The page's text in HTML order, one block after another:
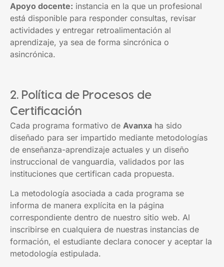
Apoyo docente: instancia en la que un profesional
está disponible para responder consultas, revisar
actividades y entregar retroalimentación al
aprendizaje, ya sea de forma sincrónica o
asincrónica.
2. Política de Procesos de
Certificación
Cada programa formativo de Avanxa ha sido
diseñado para ser impartido mediante metodologías
de enseñanza-aprendizaje actuales y un diseño
instruccional de vanguardia, validados por las
instituciones que certifican cada propuesta.
La metodología asociada a cada programa se
informa de manera explícita en la página
correspondiente dentro de nuestro sitio web. Al
inscribirse en cualquiera de nuestras instancias de
formación, el estudiante declara conocer y aceptar la
metodología estipulada.